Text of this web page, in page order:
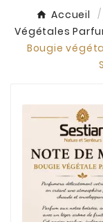
Accueil
Végétales
Bougie